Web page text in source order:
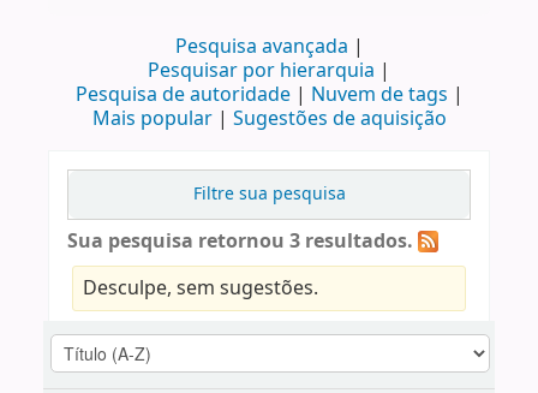
Pesquisa avançada
Pesquisar por hierarquia
Pesquisa de autoridade
Nuvem de tags
Mais popular
Sugestões de aquisição
Filtre sua pesquisa
Sua pesquisa retornou 3 resultados.
Desculpe, sem sugestões.